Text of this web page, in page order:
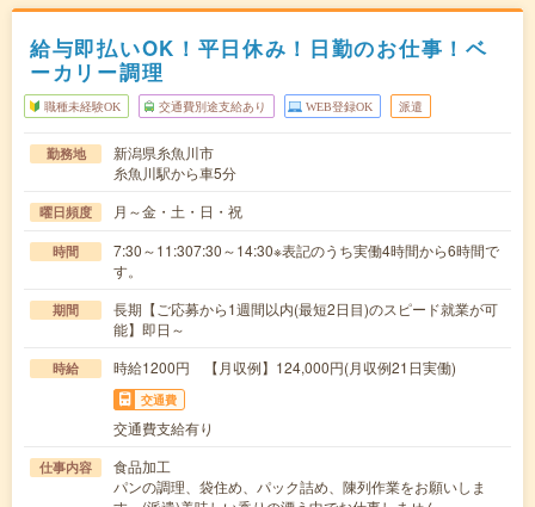
給与即払いOK！平日休み！日勤のお仕事！ベ
ーカリー調理
職種未経験OK 交通費別途支給あり WEB登録OK 派遣
勤務地
新潟県糸魚川市
糸魚川駅から車5分
曜日頻度 月～金・土・日・祝
時間
7:30～11:307:30～14:30※表記のうち実働4時間から6時間で
す。
期間
長期【ご応募から1週間以内(最短2日目)のスピード就業が可
能】即日～
時給 時給1200円 【月収例】124,000円(月収例21日実働)
交通費
交通費支給有り
仕事内容
食品加工
パンの調理、袋住め、パック詰め、陳列作業をお願いしま